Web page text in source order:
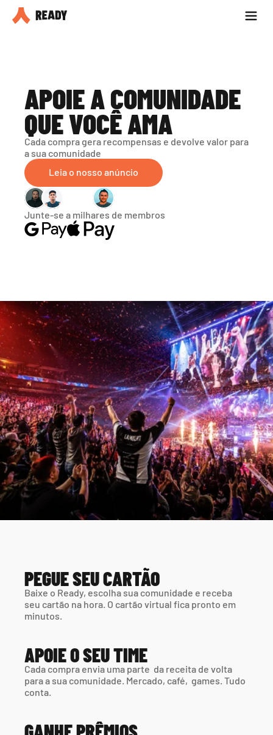
Seja parceiro
APOIE A COMUNIDADE
QUE VOCÊ AMA
Cada compra gera recompensas e devolve valor para
a sua comunidade
Leia o nosso anúncio
Junte-se a milhares de membros
PEGUE SEU CARTÃO
Baixe o Ready, escolha sua comunidade e receba
seu cartão na hora. O cartão virtual fica pronto em
minutos.
APOIE O SEU TIME
Cada compra envia uma parte  da receita de volta
para a sua comunidade. Mercado, café,  games. Tudo
conta.